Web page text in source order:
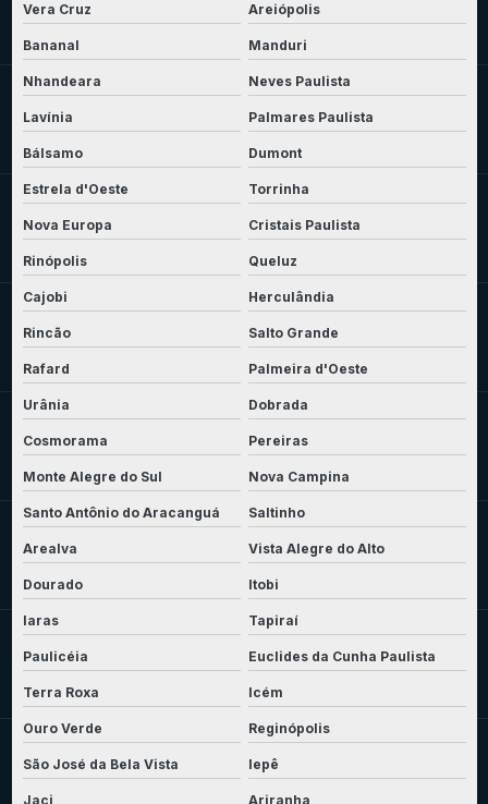
Vera Cruz Areiópolis
Bananal Manduri
Nhandeara Neves Paulista
Lavínia Palmares Paulista
Bálsamo Dumont
Estrela d'Oeste Torrinha
Nova Europa Cristais Paulista
Rinópolis Queluz
Cajobi Herculândia
Rincão Salto Grande
Rafard Palmeira d'Oeste
Urânia Dobrada
Cosmorama Pereiras
Monte Alegre do Sul Nova Campina
Santo Antônio do Aracanguá Saltinho
Arealva Vista Alegre do Alto
Dourado Itobi
Iaras Tapiraí
Paulicéia Euclides da Cunha Paulista
Terra Roxa Icém
Ouro Verde Reginópolis
São José da Bela Vista Iepê
Jaci Ariranha